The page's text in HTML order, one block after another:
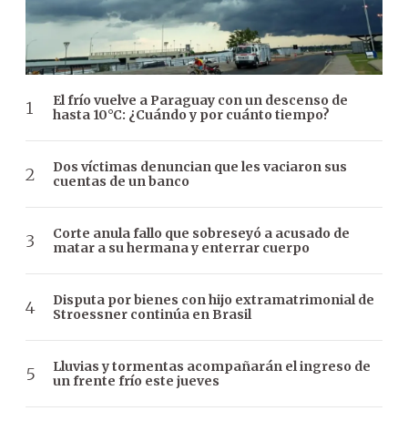
El frío vuelve a Paraguay con un descenso de
hasta 10°C: ¿Cuándo y por cuánto tiempo?
Dos víctimas denuncian que les vaciaron sus
cuentas de un banco
Corte anula fallo que sobreseyó a acusado de
matar a su hermana y enterrar cuerpo
Disputa por bienes con hijo extramatrimonial de
Stroessner continúa en Brasil
Lluvias y tormentas acompañarán el ingreso de
un frente frío este jueves